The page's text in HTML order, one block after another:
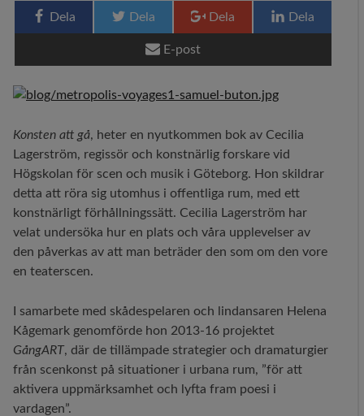
BLOGG
KONTAKT
Dela Dela Dela Dela
E-post
Konsten att gå, heter en nyutkommen bok av Cecilia
Lagerström, regissör och konstnärlig forskare vid
Högskolan för scen och musik i Göteborg. Hon skildrar
detta att röra sig utomhus i offentliga rum, med ett
konstnärligt förhållningssätt. Cecilia Lagerström har
velat undersöka hur en plats och våra upplevelser av
den påverkas av att man beträder den som om den vore
en teaterscen.
I samarbete med skådespelaren och lindansaren Helena
Kågemark genomförde hon 2013-16 projektet
GångART, där de tillämpade strategier och dramaturgier
från scenkonst på situationer i urbana rum, ”för att
aktivera uppmärksamhet och lyfta fram poesi i
vardagen”.